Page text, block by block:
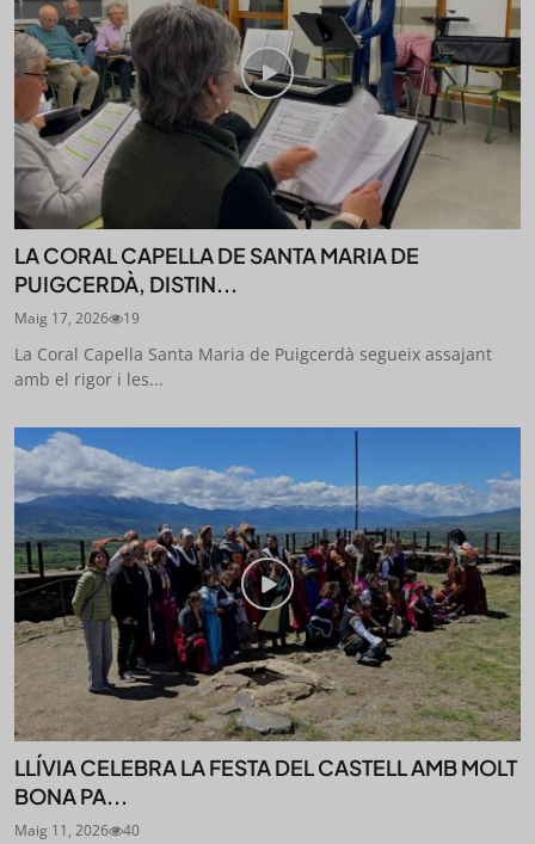
LA CORAL CAPELLA DE SANTA MARIA DE
PUIGCERDÀ, DISTIN...
Maig 17, 2026 19
La Coral Capella Santa Maria de Puigcerdà segueix assajant
amb el rigor i les...
LLÍVIA CELEBRA LA FESTA DEL CASTELL AMB MOLT
BONA PA...
Maig 11, 2026 40